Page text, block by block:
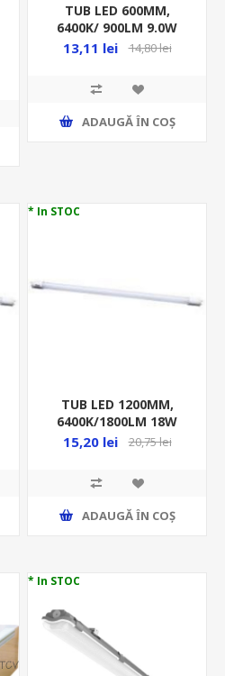
TUB LED 600MM,
6400K/ 900LM 9.0W
G13/T8/2CAP, SMD
13,11 lei 14,80 lei
ADAUGĂ ȊN COŞ
* In STOC
TUB LED 1200MM,
6400K/1800LM 18W
G13/T8/2CAP, SMD
15,20 lei 20,75 lei
ADAUGĂ ȊN COŞ
* In STOC